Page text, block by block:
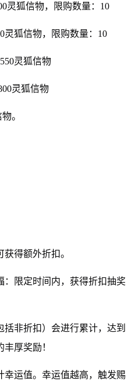
灵狐信物，限购数量：10
灵狐信物，限购数量：10
灵狐信物
灵狐信物
。
得额外折扣。
限定时间内，获得折扣抽奖
非折扣）会进行累计，达到
厚奖励！
运值。幸运值越高，触发赐